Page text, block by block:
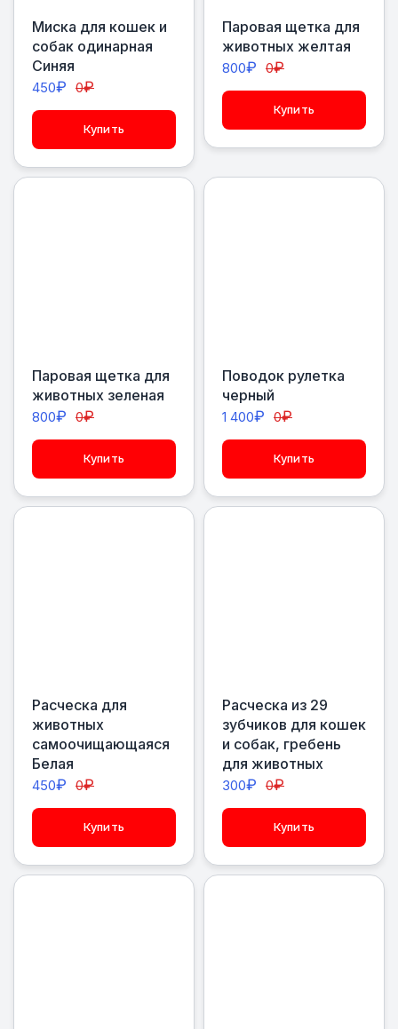
Миска для кошек и
собак одинарная
Синяя
450₽ 0₽
Купить
Паровая щетка для
животных желтая
800₽ 0₽
Купить
Паровая щетка для
животных зеленая
800₽ 0₽
Купить
Поводок рулетка
черный
1 400₽ 0₽
Купить
Расческа для
животных
самоочищающаяся
Белая
450₽ 0₽
Купить
Расческа из 29
зубчиков для кошек
и собак, гребень
для животных
300₽ 0₽
Купить